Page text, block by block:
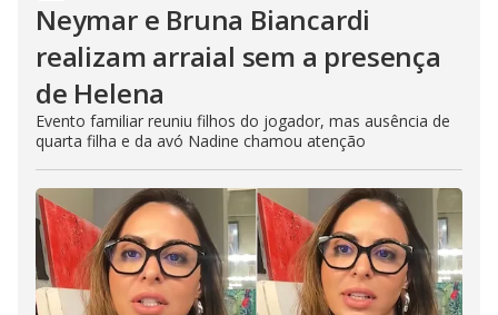
Neymar e Bruna Biancardi
realizam arraial sem a presença
de Helena
Evento familiar reuniu filhos do jogador, mas ausência de
quarta filha e da avó Nadine chamou atenção